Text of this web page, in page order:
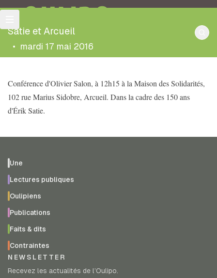
OULIPO
Satie et Arcueil
• mardi 17 mai 2016
Conférence d'Olivier Salon, à 12h15 à la Maison des Solidarités,
102 rue Marius Sidobre, Arcueil. Dans la cadre des 150 ans
d'Érik Satie.
Une
Lectures publiques
Oulipiens
Publications
Faits & dits
Contraintes
NEWSLETTER
Recevez les actualités de l’Oulipo.